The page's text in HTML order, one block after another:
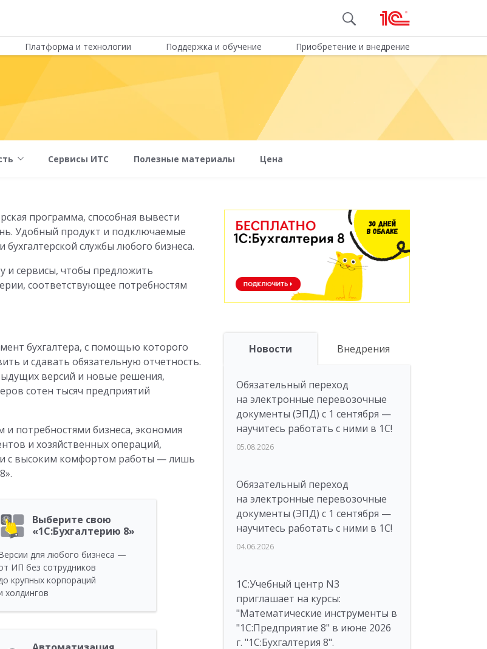
Платформа и технологии Поддержка и обучение Приобретение и внедрение
Сервисы ИТС Полезные материалы Цена
программа, способная вывести
Удобный продукт и подключаемые
службы любого бизнеса.
и сервисы, чтобы предложить
соответствующее потребностям
бухгалтера, с помощью которого
и сдавать обязательную отчетность.
версий и новые решения,
сотен тысяч предприятий
и потребностями бизнеса, экономия
и хозяйственных операций,
с высоким комфортом работы — лишь
Выберите свою
«1C:Бухгалтерию 8»
для любого бизнеса —
ИП без сотрудников
крупных корпораций
холдингов
Новости Внедрения
Обязательный переход
на электронные перевозочные
документы (ЭПД) с 1 сентября —
научитесь работать с ними в 1С!
05.08.2026
Обязательный переход
на электронные перевозочные
документы (ЭПД) с 1 сентября —
научитесь работать с ними в 1С!
04.06.2026
1С:Учебный центр N3
приглашает на курсы:
"Математические инструменты в
"1С:Предприятие 8" в июне 2026
г. "1С:Бухгалтерия 8".